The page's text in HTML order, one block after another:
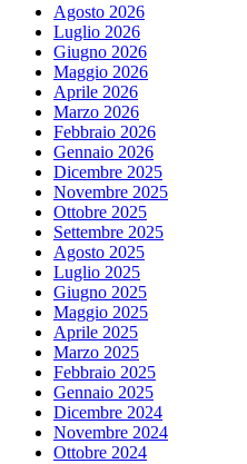
Agosto 2026
Luglio 2026
Giugno 2026
Maggio 2026
Aprile 2026
Marzo 2026
Febbraio 2026
Gennaio 2026
Dicembre 2025
Novembre 2025
Ottobre 2025
Settembre 2025
Agosto 2025
Luglio 2025
Giugno 2025
Maggio 2025
Aprile 2025
Marzo 2025
Febbraio 2025
Gennaio 2025
Dicembre 2024
Novembre 2024
Ottobre 2024